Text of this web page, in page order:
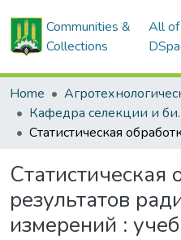
Communities &
Collections
All of
Home
Кафедра
Статистическая
результатов
измерений :